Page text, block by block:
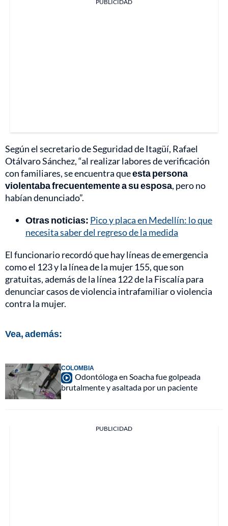
PUBLICIDAD
Según el secretario de Seguridad de Itagüí, Rafael
Otálvaro Sánchez, “al realizar labores de verificación
con familiares, se encuentra queesta persona
violentaba frecuentemente a su esposa, pero no
habían denunciado”.
Otras noticias: Pico y placa en Medellín: lo que
necesita saber del regreso de la medida
El funcionario recordó que hay líneas de emergencia
como el 123 y la línea de la mujer 155, que son
gratuitas, además de la línea 122 de la Fiscalía para
denunciar casos de violencia intrafamiliar o violencia
contra la mujer.
Vea, además:
COLOMBIA
Odontóloga en Soacha fue golpeada
brutalmente y asaltada por un paciente
PUBLICIDAD